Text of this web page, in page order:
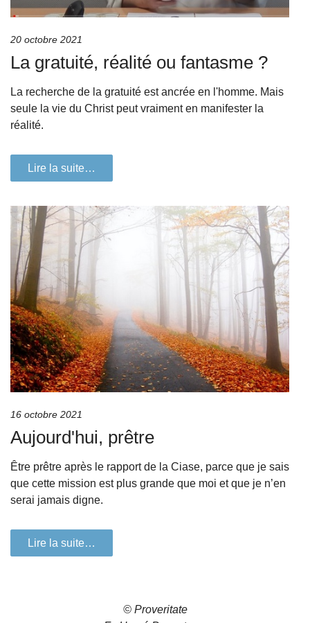
20 octobre 2021
La gratuité, réalité ou fantasme ?
La recherche de la gratuité est ancrée en l'homme. Mais
seule la vie du Christ peut vraiment en manifester la
réalité.
Lire la suite…
16 octobre 2021
Aujourd'hui, prêtre
Être prêtre après le rapport de la Ciase, parce que je sais
que cette mission est plus grande que moi et que je n’en
serai jamais digne.
Lire la suite…
© Proveritate